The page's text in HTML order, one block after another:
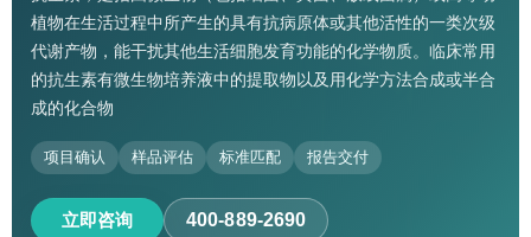
植物在生活过程中所产生的具有抗病原体或其他活性的一类次级
代谢产物，能干扰其他生活细胞发育功能的化学物质。临床常用
的抗生素有微生物培养液中的提取物以及用化学方法合成或半合
成的化合物
项目确认 样品评估 标准匹配 报告交付
立即咨询 400-889-2690